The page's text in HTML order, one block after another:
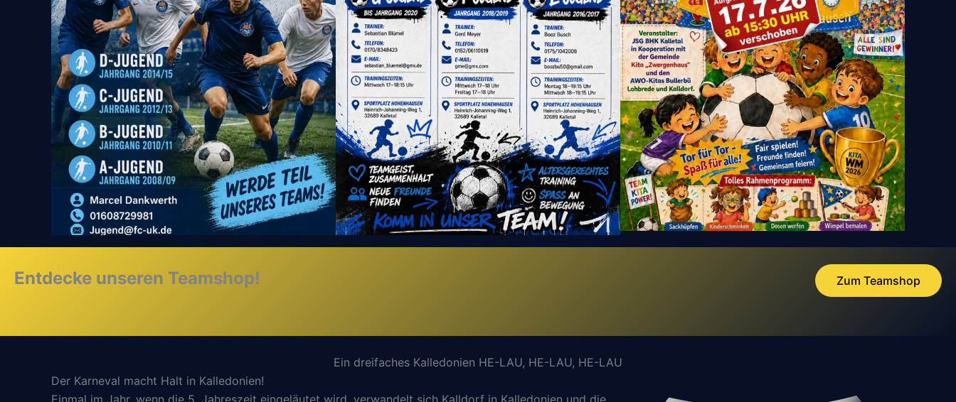
Entdecke unseren Teamshop! Zum Teamshop
Ein dreifaches Kalledonien HE-LAU, HE-LAU, HE-LAU
Der Karneval macht Halt in Kalledonien!